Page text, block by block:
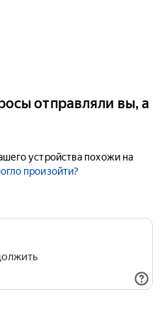
отправляли вы, а
устройства похожи на
произойти?